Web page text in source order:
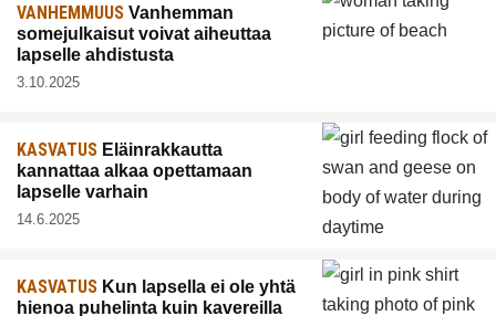
VANHEMMUUS Vanhemman
somejulkaisut voivat aiheuttaa
lapselle ahdistusta
3.10.2025
KASVATUS Eläinrakkautta
kannattaa alkaa opettamaan
lapselle varhain
14.6.2025
KASVATUS Kun lapsella ei ole yhtä
hienoa puhelinta kuin kavereilla